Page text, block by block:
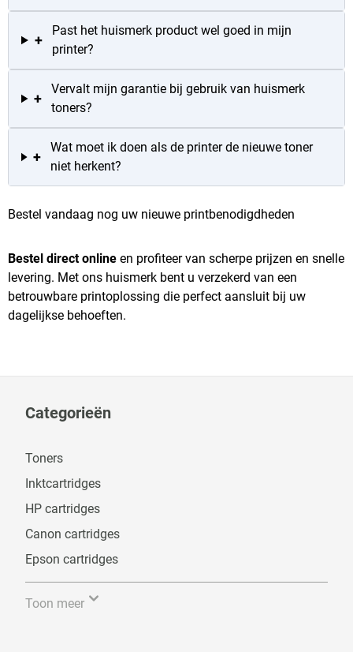
+
Past het huismerk product wel goed in mijn
printer?
+
Vervalt mijn garantie bij gebruik van huismerk
toners?
+
Wat moet ik doen als de printer de nieuwe toner
niet herkent?
Bestel vandaag nog uw nieuwe printbenodigdheden
Bestel direct online en profiteer van scherpe prijzen en snelle
levering. Met ons huismerk bent u verzekerd van een
betrouwbare printoplossing die perfect aansluit bij uw
dagelijkse behoeften.
Categorieën
Toners
Inktcartridges
HP cartridges
Canon cartridges
Epson cartridges
Toon meer